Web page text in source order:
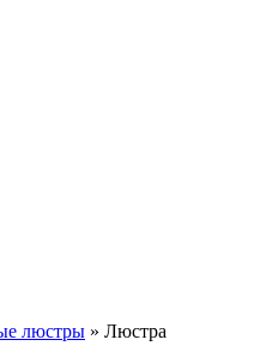
люстры » Люстра